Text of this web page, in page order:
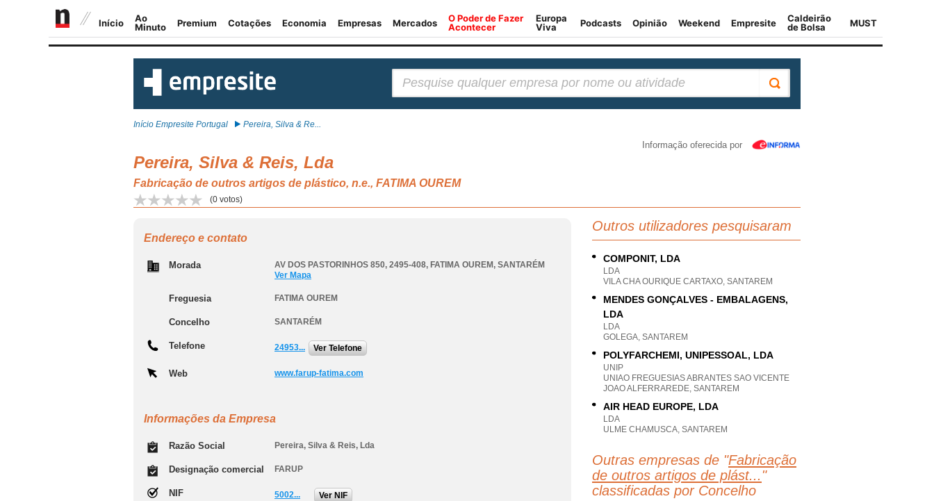
Início Empresite Portugal Pereira, Silva & Re...
Informação oferecida por
Pereira, Silva & Reis, Lda
Fabricação de outros artigos de plástico, n.e., FATIMA OUREM
(0 votos)
Endereço e contato
Morada AV DOS PASTORINHOS 850, 2495-408, FATIMA OUREM , SANTARÉM
Ver Mapa
Freguesia FATIMA OUREM
Concelho SANTARÉM
Telefone 24953... Ver Telefone
Web www.farup-fatima.com
Informações da Empresa
Razão Social Pereira, Silva & Reis, Lda
Designação comercial FARUP
NIF 5002... Ver NIF
Outros utilizadores pesquisaram
COMPONIT, LDA
LDA
VILA CHA OURIQUE CARTAXO, SANTAREM
MENDES GONÇALVES - EMBALAGENS,
LDA
LDA
GOLEGA, SANTAREM
POLYFARCHEMI, UNIPESSOAL, LDA
UNIP
UNIAO FREGUESIAS ABRANTES SAO VICENTE
JOAO ALFERRAREDE, SANTAREM
AIR HEAD EUROPE, LDA
LDA
ULME CHAMUSCA, SANTAREM
Outras empresas de "Fabricação
de outros artigos de plást... "
classificadas por Concelho